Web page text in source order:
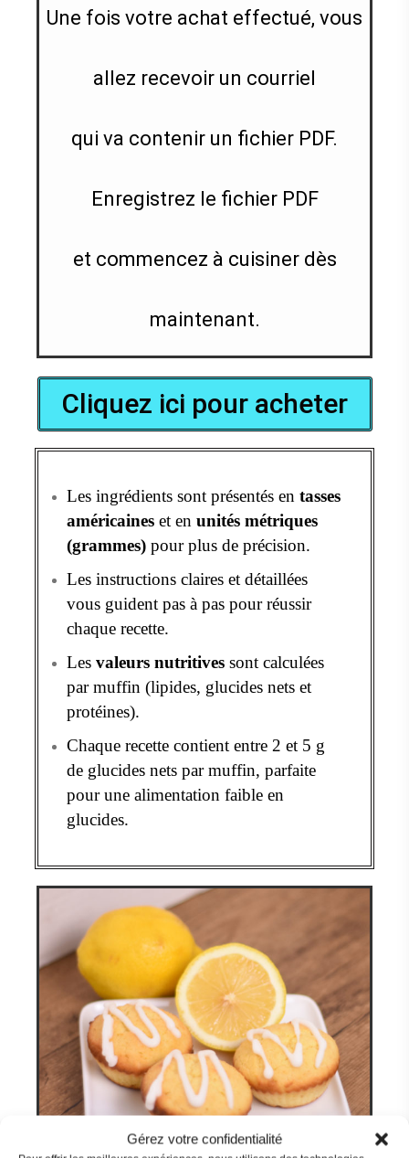
Gérez votre confidentialité
Une fois votre achat effectué, vous
allez recevoir un courriel
qui va contenir un fichier PDF.
Enregistrez le fichier PDF
et commencez à cuisiner dès
maintenant.
Cliquez ici pour acheter
Les ingrédients sont présentés en tasses
américaines et en unités métriques
(grammes) pour plus de précision.
Les instructions claires et détaillées
vous guident pas à pas pour réussir
chaque recette.
Les valeurs nutritives sont calculées
par muffin (lipides, glucides nets et
protéines).
Chaque recette contient entre 2 et 5 g
de glucides nets par muffin, parfaite
pour une alimentation faible en
glucides.